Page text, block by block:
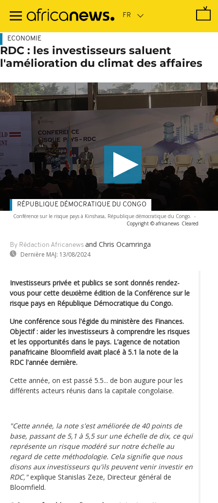
contenu
ECONOMIE
RDC : les investisseurs saluent
l'amélioration du climat des affaires
Conférence sur le risque pays à Kinshasa, République démocratique du Congo. -
Copyright © africanews Cleared
By Rédaction Africanews and Chris Ocamringa
Dernière MAJ: 13/08/2024
RÉPUBLIQUE DÉMOCRATIQUE DU CONGO
Investisseurs privée et publics se sont donnés rendez-
vous pour cette deuxième édition de la Conférence sur le
risque pays en République Démocratique du Congo.
Une conférence sous l'égide du ministère des Finances.
Objectif : aider les investisseurs à comprendre les risques
et les opportunités dans le pays. L’agence de notation
panafricaine Bloomfield avait placé à 5.1 la note de la
RDC l'année dernière.
Cette année, on est passé 5.5... de bon augure pour les
différents acteurs réunis dans la capitale congolaise.
"Cette année, la note s'est améliorée de 40 points de
base, passant de 5,1 à 5,5 sur une échelle de dix, ce qui
représente un risque modéré sur notre échelle au
regard de cette méthodologie. Cela signifie que nous
disons aux investisseurs qu'ils peuvent venir investir en
RDC,"explique Stanislas Zeze, Directeur général de
Bloomfield.